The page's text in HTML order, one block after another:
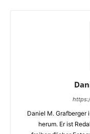
Daniel M. Grafberger
herum. Er ist